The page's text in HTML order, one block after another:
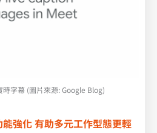
字幕 (圖片來源: Google Blog)
強化 有助多元工作型態更輕